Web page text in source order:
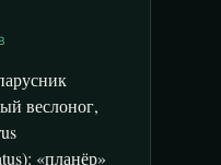
веслоног,
«планёр»